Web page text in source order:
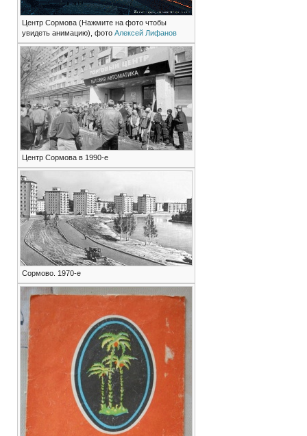
Центр Сормова (Нажмите на фото чтобы
увидеть анимацию), фото Алексей Лифанов
Центр Сормова в 1990-е
Сормово. 1970-е